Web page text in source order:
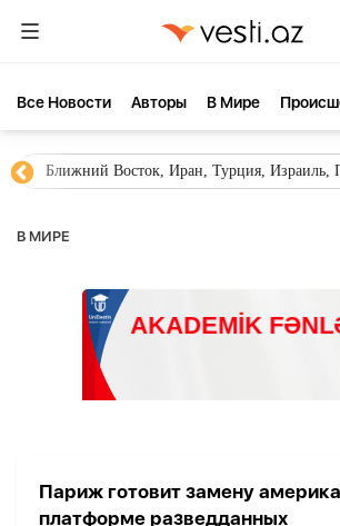
Все Новости Aвторы В Мире
Ближний Восток, Иран, Турция,
В МИРЕ
Париж готовит замену
платформе разведданных